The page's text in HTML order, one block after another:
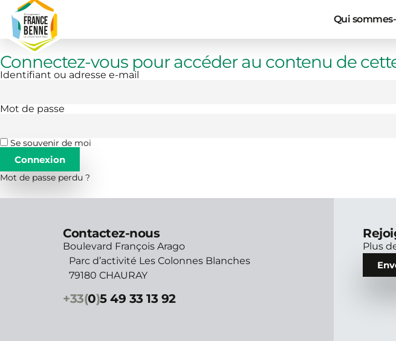
Qui
Agenda
Connectez-vous pour accéder au contenu de
Identifiant ou adresse e-mail
Mot de passe
Se souvenir de moi
Connexion
Mot de passe perdu ?
Contactez-nous
Boulevard François Arago
Parc d’activité Les Colonnes Blanches
79180 CHAURAY
+33(0)5 49 33 13 92
Plus